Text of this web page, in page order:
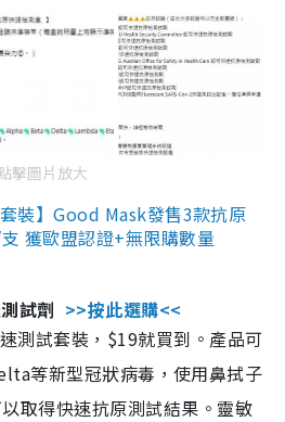
擊圖片放大
裝】Good Mask發售3款抗原
獲歐盟認證+無限購數量
試劑 >>按此選購<<
測試套裝，$19就買到。產品可
等新型冠狀病毒，使用鼻拭子
取得快速抗原測試結果。靈敏